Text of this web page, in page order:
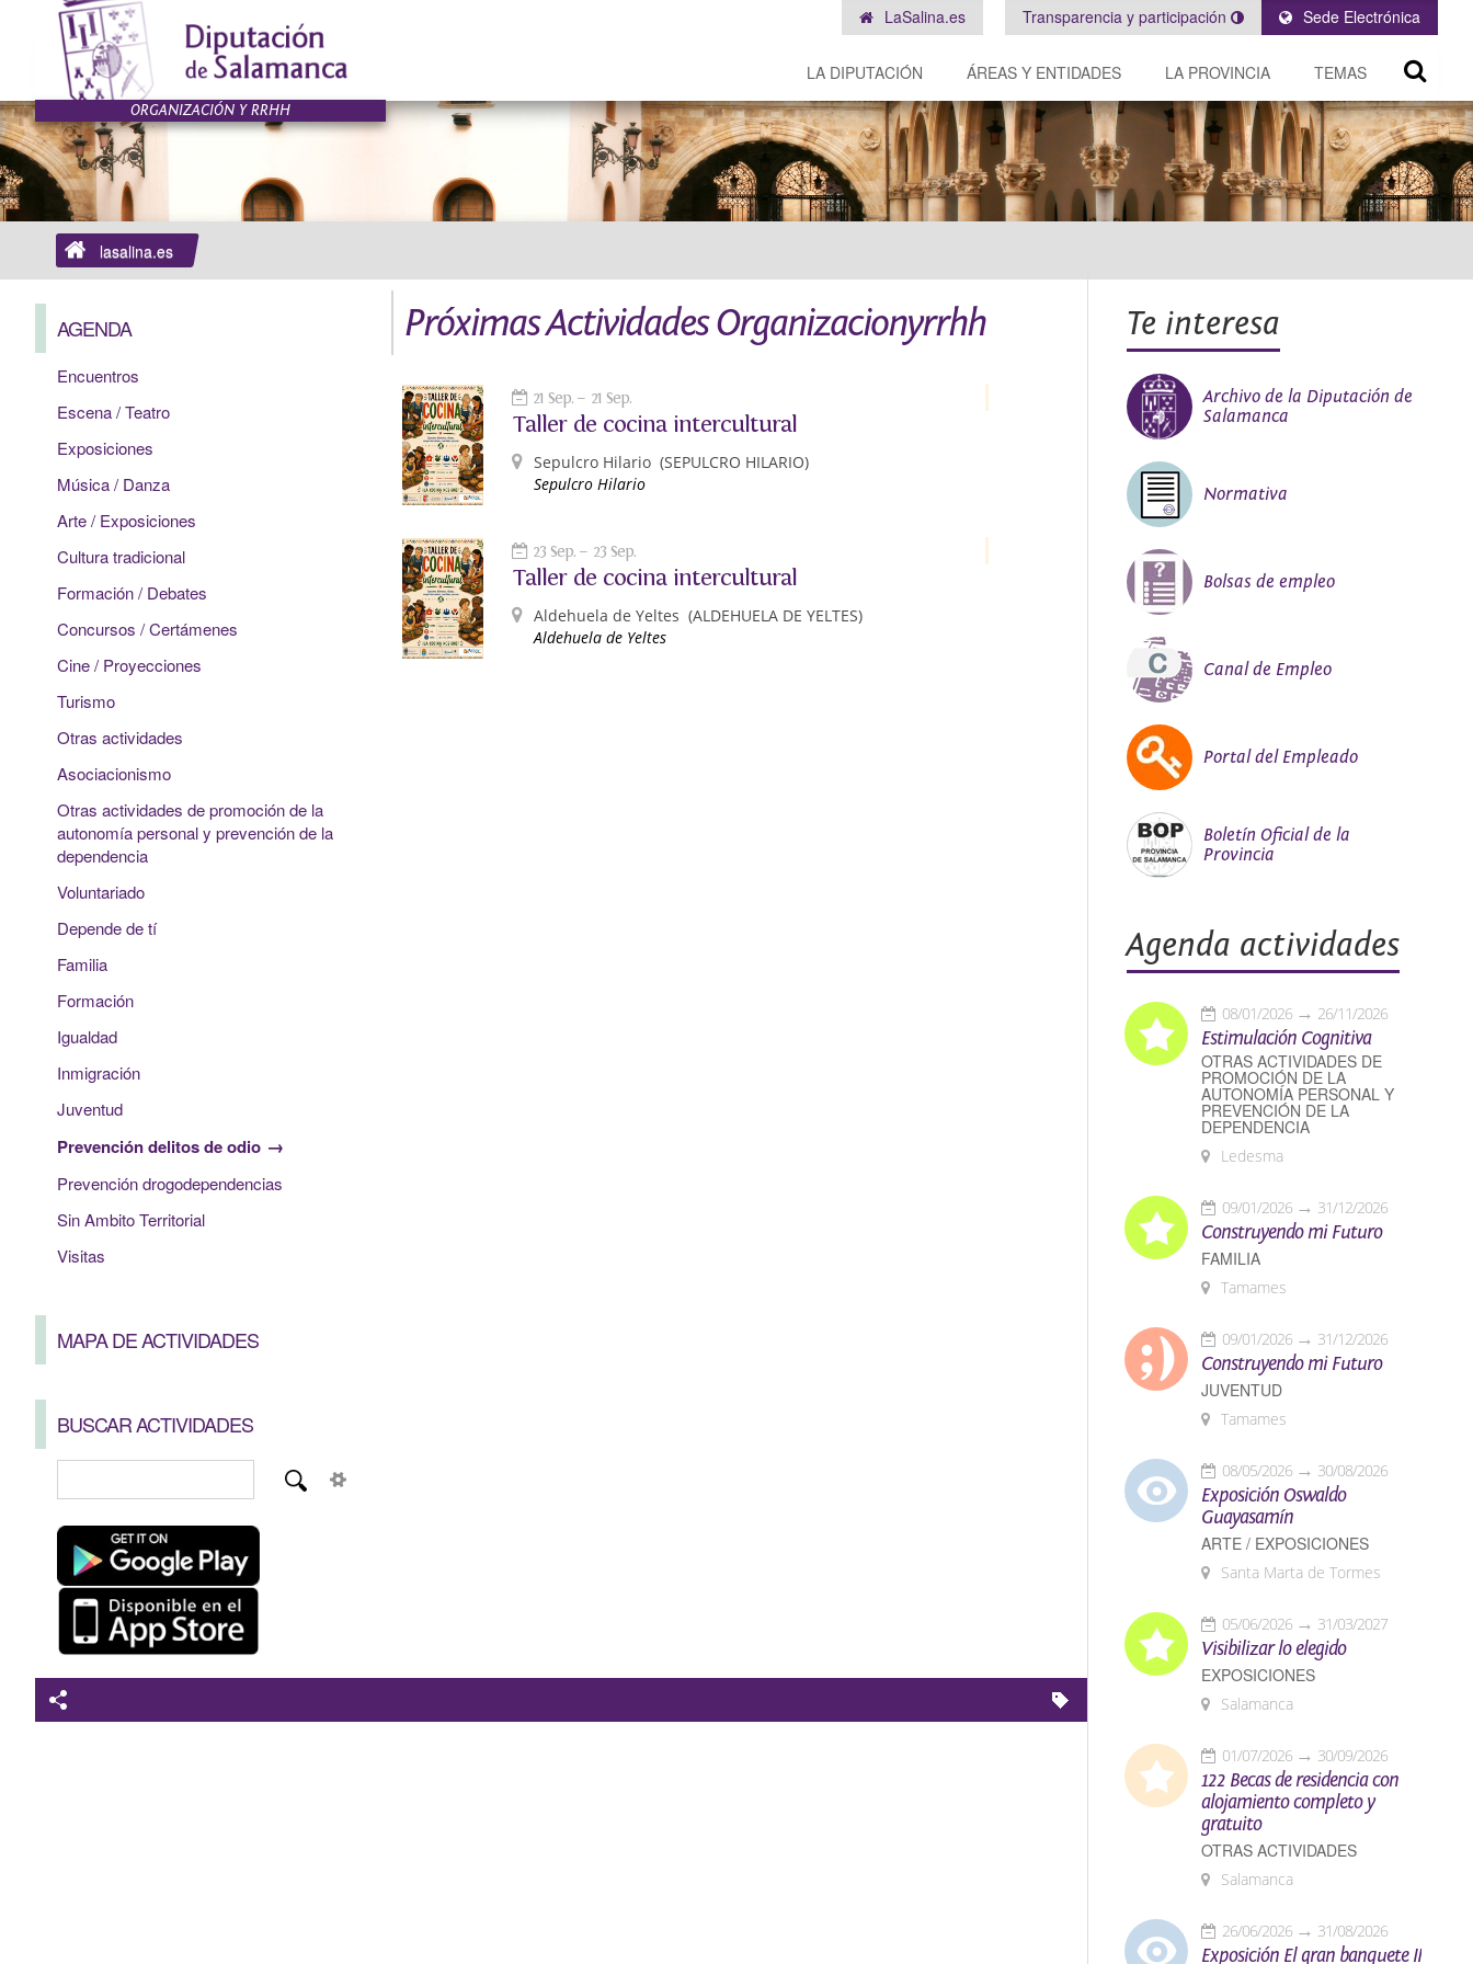
Sede Electrónica
Transparencia y participación
LaSalina.es
LA DIPUTACIÓN ÁREAS Y ENTIDADES LA PROVINCIA TEMAS
lasalina.es
AGENDA
Encuentros
Escena / Teatro
Exposiciones
Música / Danza
Arte / Exposiciones
Cultura tradicional
Formación / Debates
Concursos / Certámenes
Cine / Proyecciones
Turismo
Otras actividades
Asociacionismo
Otras actividades de promoción de la
autonomía personal y prevención de la
dependencia
Voluntariado
Depende de tí
Familia
Formación
Igualdad
Inmigración
Juventud
Prevención delitos de odio
Prevención drogodependencias
Sin Ambito Territorial
Visitas
MAPA DE ACTIVIDADES
BUSCAR ACTIVIDADES
Próximas Actividades Organizacionyrrhh
21 Sep. 21 Sep.
Taller de cocina intercultural
Sepulcro Hilario (SEPULCRO HILARIO)
Sepulcro Hilario
23 Sep. 23 Sep.
Taller de cocina intercultural
Aldehuela de Yeltes (ALDEHUELA DE YELTES)
Aldehuela de Yeltes
Te interesa
Archivo de la Diputación de
Salamanca
Normativa
Bolsas de empleo
Canal de Empleo
Portal del Empleado
Boletín Oficial de la
Provincia
Agenda actividades
08/01/2026 26/11/2026
Estimulación Cognitiva
OTRAS ACTIVIDADES DE
PROMOCIÓN DE LA
AUTONOMÍA PERSONAL Y
PREVENCIÓN DE LA
DEPENDENCIA
Ledesma
09/01/2026 31/12/2026
Construyendo mi Futuro
FAMILIA
Tamames
09/01/2026 31/12/2026
Construyendo mi Futuro
JUVENTUD
Tamames
08/05/2026 30/08/2026
Exposición Oswaldo
Guayasamín
ARTE / EXPOSICIONES
Santa Marta de Tormes
05/06/2026 31/03/2027
Visibilizar lo elegido
EXPOSICIONES
Salamanca
01/07/2026 30/09/2026
122 Becas de residencia con
alojamiento completo y
gratuito
OTRAS ACTIVIDADES
Salamanca
26/06/2026 31/08/2026
Exposición El gran banquete II